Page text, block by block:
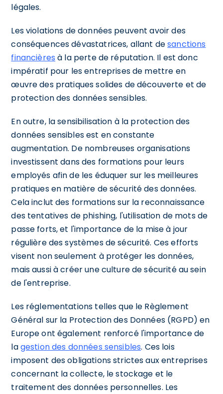
légales.
Les violations de données peuvent avoir des
conséquences dévastatrices, allant desanctions
financières à la perte de réputation. Il est donc
impératif pour les entreprises de mettre en
œuvre des pratiques solides de découverte et de
protection des données sensibles.
En outre, la sensibilisation à la protection des
données sensibles est en constante
augmentation. De nombreuses organisations
investissent dans des formations pour leurs
employés afin de les éduquer sur les meilleures
pratiques en matière de sécurité des données.
Cela inclut des formations sur la reconnaissance
des tentatives de phishing, l'utilisation de mots de
passe forts, et l'importance de la mise à jour
régulière des systèmes de sécurité. Ces efforts
visent non seulement à protéger les données,
mais aussi à créer une culture de sécurité au sein
de l'entreprise.
Les réglementations telles que le Règlement
Général sur la Protection des Données (RGPD) en
Europe ont également renforcé l'importance de
lagestion des données sensibles. Ces lois
imposent des obligations strictes aux entreprises
concernant la collecte, le stockage et le
traitement des données personnelles. Les